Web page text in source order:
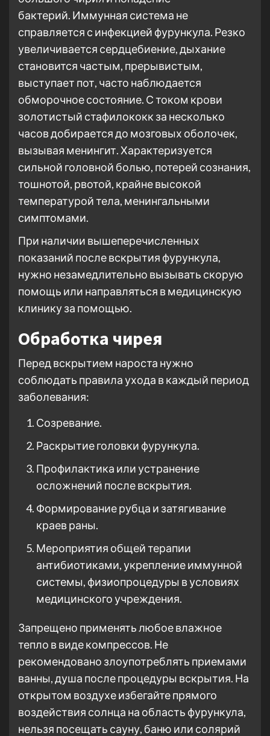
бактерий. Иммунная система не
справляется с инфекцией фурункула. Резко
увеличивается сердцебиение, дыхание
становится частым, прерывистым,
выступает пот, часто наблюдается
обморочное состояние. С током крови
золотистый стафилококк за несколько
часов добирается до мозговых оболочек,
вызывая менингит. Характеризуется
сильной головной болью, потерей сознания,
тошнотой, рвотой, крайне высокой
температурой тела, менингальными
симптомами.
При наличии вышеперечисленных
показаний после вскрытия фурункула,
нужно незамедлительно вызывать скорую
помощь или направляться в медицинскую
клинику за помощью.
Обработка чирея
Перед вскрытием нароста нужно
соблюдать правила ухода в каждый период
заболевания:
Созревание.
Раскрытие головки фурункула.
Профилактика или устранение
осложнений после вскрытия.
Формирование рубца и затягивание
краев раны.
Мероприятия общей терапии
антибиотиками, укрепление иммунной
системы, физиопроцедуры в условиях
медицинского учреждения.
Запрещено применять любое влажное
тепло в виде компрессов. Не
рекомендовано злоупотреблять приемами
ванны, душа после процедуры вскрытия. На
открытом воздухе избегайте прямого
воздействия солнца на область фурункула,
нельзя посещать сауну, баню или солярий